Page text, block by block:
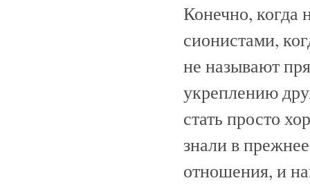
Конечно, когда
сионистами,
не называют
укреплению
стать просто
знали в
отношения, и